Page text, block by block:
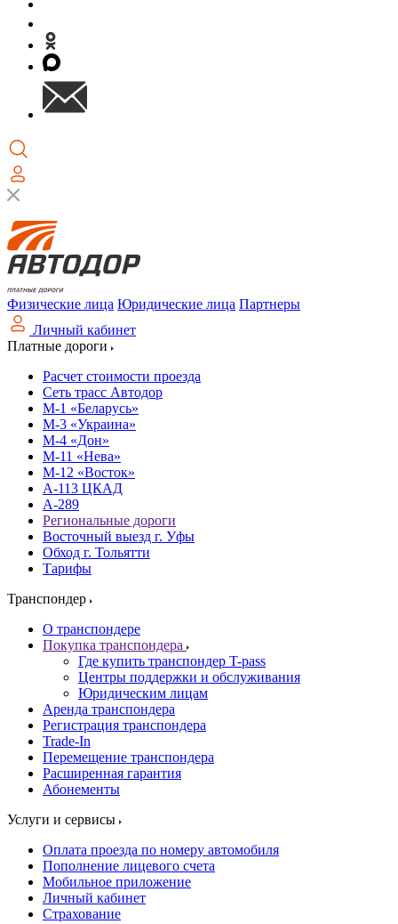
Физические лица Юридические лица Партнеры
Личный кабинет
Платные дороги
Расчет стоимости проезда
Сеть трасс Автодор
М-1 «Беларусь»
М-3 «Украина»
М-4 «Дон»
М-11 «Нева»
М-12 «Восток»
А-113 ЦКАД
А-289
Региональные дороги
Восточный выезд г. Уфы
Обход г. Тольятти
Тарифы
Транспондер
О транспондере
Покупка транспондера
Где купить транспондер T-pass
Центры поддержки и обслуживания
Юридическим лицам
Аренда транспондера
Регистрация транспондера
Trade-In
Перемещение транспондера
Расширенная гарантия
Абонементы
Услуги и сервисы
Оплата проезда по номеру автомобиля
Пополнение лицевого счета
Мобильное приложение
Личный кабинет
Страхование